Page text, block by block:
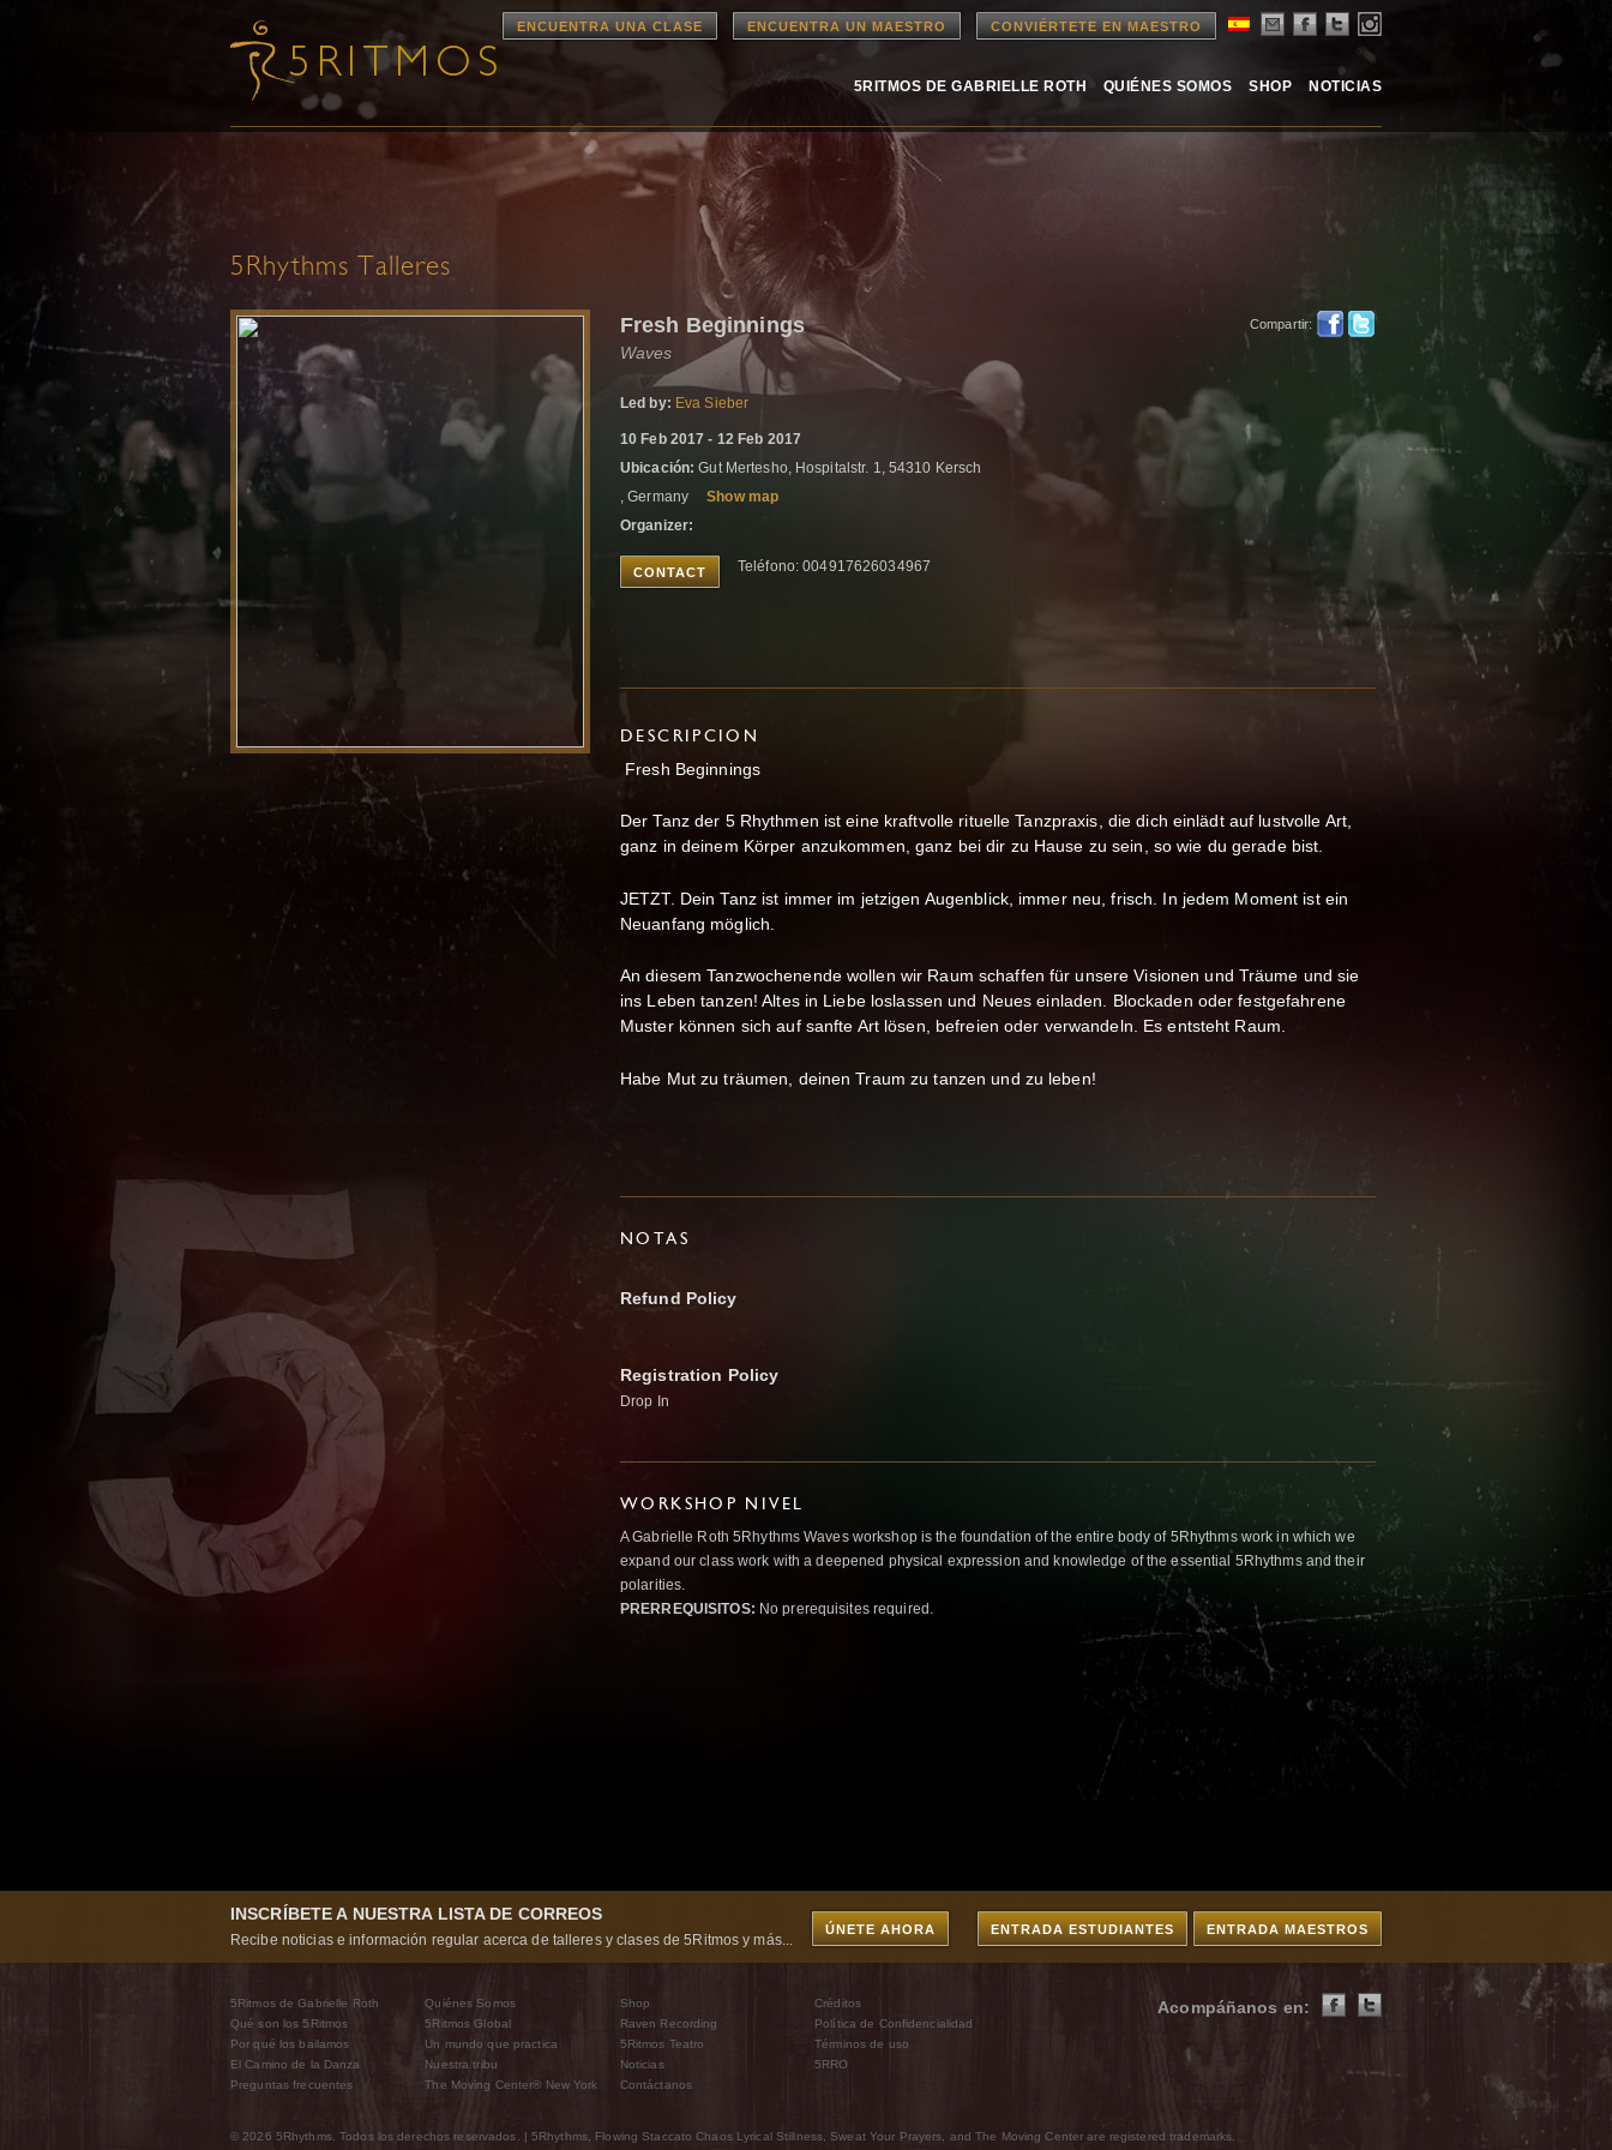
ENCUENTRA UNA CLASE ENCUENTRA UN MAESTRO CONVIÉRTETE EN MAESTRO
5RITMOS DE GABRIELLE ROTH QUIÉNES SOMOS SHOP NOTICIAS
5Rhythms Talleres
Compartir:
Fresh Beginnings
Waves
Led by: Eva Sieber
10 Feb 2017 - 12 Feb 2017
Ubicación: Gut Mertesho, Hospitalstr. 1, 54310 Kersch
, Germany
Show map
Organizer:
CONTACT Teléfono: 004917626034967
DESCRIPCION
Fresh Beginnings
Der Tanz der 5 Rhythmen ist eine kraftvolle rituelle Tanzpraxis, die dich einlädt auf lustvolle Art,
ganz in deinem Körper anzukommen, ganz bei dir zu Hause zu sein, so wie du gerade bist.
JETZT. Dein Tanz ist immer im jetzigen Augenblick, immer neu, frisch. In jedem Moment ist ein
Neuanfang möglich.
An diesem Tanzwochenende wollen wir Raum schaffen für unsere Visionen und Träume und sie
ins Leben tanzen! Altes in Liebe loslassen und Neues einladen. Blockaden oder festgefahrene
Muster können sich auf sanfte Art lösen, befreien oder verwandeln. Es entsteht Raum.
Habe Mut zu träumen, deinen Traum zu tanzen und zu leben!
NOTAS
Refund Policy
Registration Policy
Drop In
WORKSHOP NIVEL
A Gabrielle Roth 5Rhythms Waves workshop is the foundation of the entire body of 5Rhythms work in which we
expand our class work with a deepened physical expression and knowledge of the essential 5Rhythms and their
polarities.
PRERREQUISITOS: No prerequisites required.
INSCRÍBETE A NUESTRA LISTA DE CORREOS
Recibe noticias e información regular acerca de talleres y clases de 5Ritmos y más...
ÚNETE AHORA ENTRADA MAESTROS
ENTRADA ESTUDIANTES
5Ritmos de Gabrielle Roth
Qué son los 5Ritmos
Por qué los bailamos
El Camino de la Danza
Preguntas frecuentes
Quiénes Somos
5Ritmos Global
Un mundo que practica
Nuestra tribu
The Moving Center® New York
Shop
Raven Recording
5Ritmos Teatro
Noticias
Contáctanos
Créditos
Política de Confidencialidad
Términos de uso
5RRO
Acompáñanos en:
© 2026 5Rhythms. Todos los derechos reservados. | 5Rhythms, Flowing Staccato Chaos Lyrical Stillness, Sweat Your Prayers, and The Moving Center are registered trademarks.